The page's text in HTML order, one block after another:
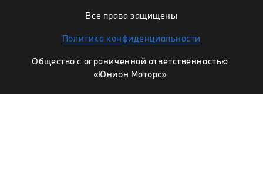
Все права защищены
Политика конфиденциальности
Общество с ограниченной ответственностью
«Юнион Моторс»